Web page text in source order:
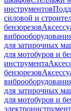
инструментов
силовой и
бензорезов
для затирочных
для мотобуров и
инструмента
бензорезов
для затирочных
для мотобуров и